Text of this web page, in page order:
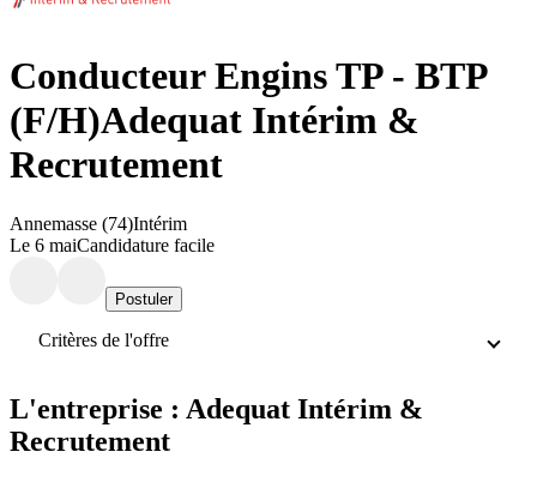
Conducteur Engins TP - BTP
(F/H)Adequat Intérim &
Recrutement
Annemasse (74)Intérim
Le 6 maiCandidature facile
Postuler
Critères de l'offre
L'entreprise : Adequat Intérim &
Recrutement